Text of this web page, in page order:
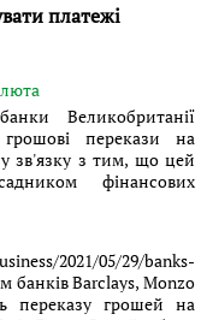
платежі
Великобританії
перекази на
зв'язку з тим, що цей
фінансових
2021/05/29/banks-
банків Barclays, Monzo
переказу грошей на